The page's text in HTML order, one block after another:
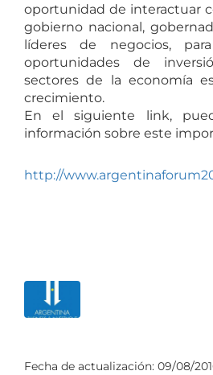
oportunidad de interactuar
gobierno nacional,
líderes de negocios,
oportunidades de
sectores de la economía
crecimiento.
En el siguiente link,
información sobre este
http://
Fecha de actualización: 09/08/